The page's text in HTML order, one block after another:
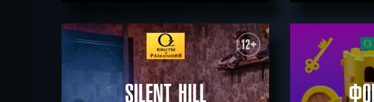
ХОЧУ ПРОЙТИ | КВЕСТ ПРОЙДЕН ХОЧУ
12+
SILENT HILL